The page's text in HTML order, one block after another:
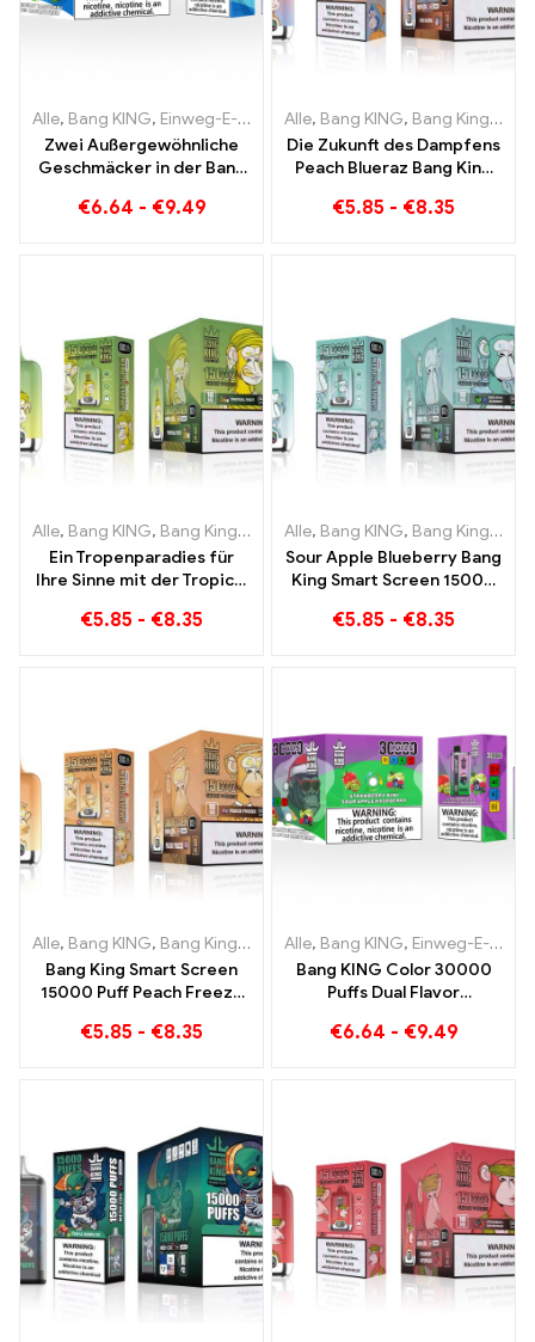
Alle, Bang KING, Einweg-E-Zigaretten Litauen ,Einweg-E-
Zwei Außergewöhnliche
Geschmäcker in der Bang
Zigarette Blueberry
€6.64 - €9.49
Alle, Bang KING, Bang King Smart Screen 15000 Puff
Die Zukunft des Dampfens
Peach Blueraz Bang King
€5.85 - €8.35
Alle, Bang KING, Bang King Smart Screen 15000 Puff ,Einweg-E-
Ein Tropenparadies für
Ihre Sinne mit der Tropical
Screen 15000 Puff
€5.85 - €8.35
Alle, Bang KING, Bang King Smart Screen 15000 Puff
Sour Apple Blueberry Bang
King Smart Screen 15000
Dampferlebnis voller
€5.85 - €8.35
Alle, Bang KING, Bang King Smart Screen 15000 Puff ,Einweg-E-
Bang King Smart Screen
15000 Puff Peach Freeze
€5.85 - €8.35
Alle, Bang KING, Einweg-E-Zigaretten Litauen
Bang KING Color 30000
Puffs Dual Flavor
Strawberry Kiwi und Sour
€6.64 - €9.49